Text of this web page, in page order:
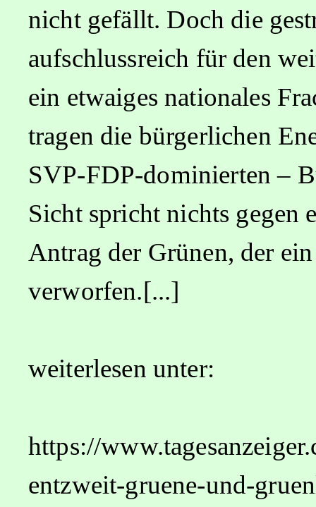
nicht gefällt. Doch die
aufschlussreich für den
ein etwaiges nationales
tragen die bürgerlichen
SVP-FDP-dominierten –
Sicht spricht nichts gegen
Antrag der Grünen, der
verworfen.[...]
weiterlesen unter:
https://
entzweit-gruene-und-